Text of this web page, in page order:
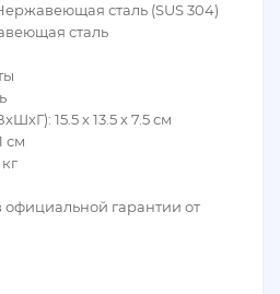
сталь (SUS 304)
сталь
15.5 х 13.5 х 7.5 см
см
официальной гарантии от